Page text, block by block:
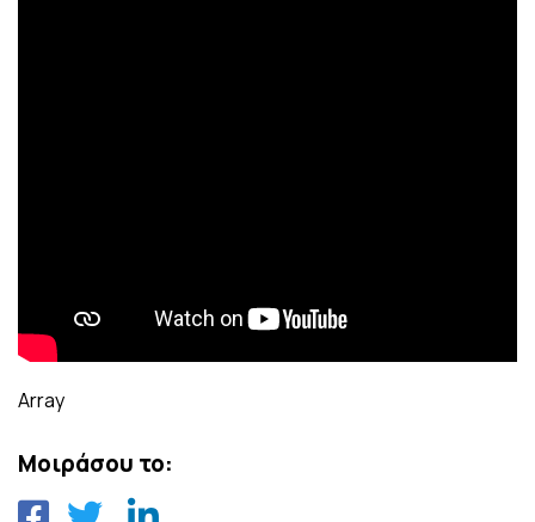
Array
Μοιράσου το: